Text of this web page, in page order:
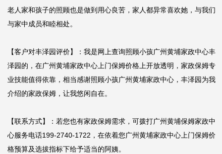
老人家和孩子的照顾也是做到用心良苦，家人都异常喜欢她，与我们
与家中成员和睦相处。
【客户对丰泽园评价】：我是网上查询照顾小孩广州黄埔家政中心丰
泽园的，在广州黄埔家政中心上门保姆价格上开放透明，家政保姆专
业技能值得依靠，相当感谢照顾小孩广州黄埔家政中心，丰泽园为我
介绍的家政保姆，让我悠闲自在。
【联系方式】：若您也有家政保姆需求，可拨打广州黄埔保姆家政中
心服务电话199-2740-1722，在依着您广州黄埔家政中心上门保姆价
格预算及选拔指标下给予适当的阿姨。